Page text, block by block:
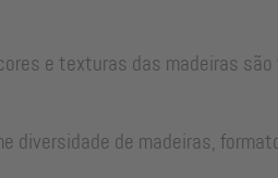
e texturas das madeiras
diversidade de madeiras,